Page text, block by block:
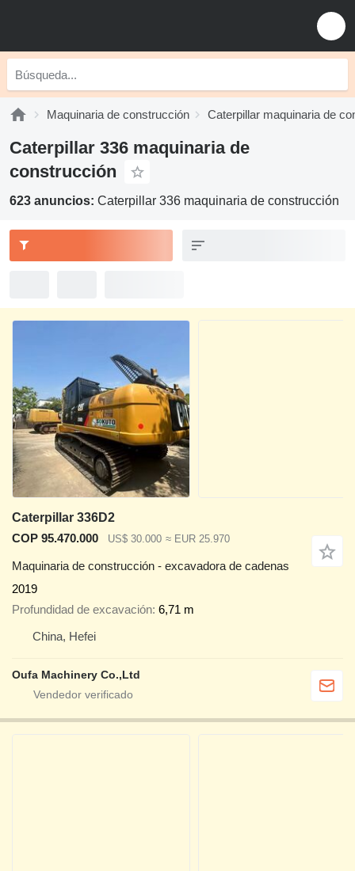
Maquinaria de construcción Caterpillar maquinaria de
Caterpillar 336 maquinaria de
construcción
623 anuncios: Caterpillar 336 maquinaria de construcción
Caterpillar 336D2
COP 95.470.000
US$ 30.000 ≈ EUR 25.970
Maquinaria de construcción - excavadora de cadenas
2019
Profundidad de excavación 6,71 m
China, Hefei
Oufa Machinery Co.,Ltd